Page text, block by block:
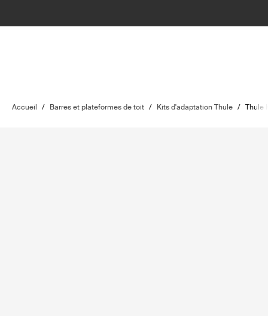
Accueil / Barres et plateformes de toit / Kits d'adaptation Thule / Thule